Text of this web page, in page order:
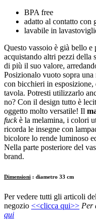
BPA free
adatto al contatto con
lavabile in
Questo vassoio è già bello e
acquistando altri pezzi della
di più il suo valore,
Posizionalo vuoto sopra
con bicchieri in
tavola. Potresti utilizzarlo
no? Con il design tutto è
oggetto molto versatile! Il
fuckè la melamina, i colori
ricorda le insegne con
bicolore lo rende luminoso
Nella parte posteriore del
brand.
Dimensioni : diametro 33 cm
Per vedere tutti gli articoli
negozio <<clicca qui>> Per
qui